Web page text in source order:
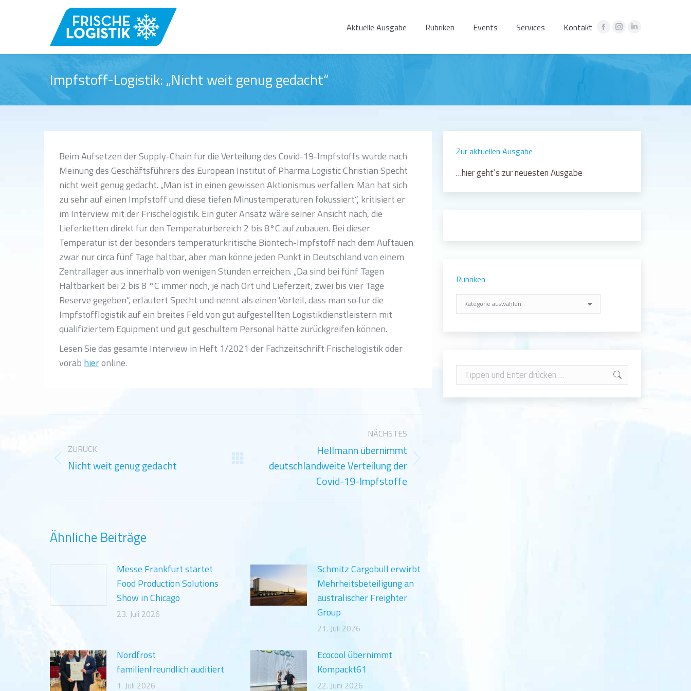
Aktuelle Ausgabe Rubriken Events Services Kontakt
Facebook
Instagram
in
Linkedin
in
Impfstoff-Logistik: „Nicht weit genug gedacht“
Beim Aufsetzen der Supply-Chain für die Verteilung des Covid-19-Impfstoffs wurde nach
Meinung des Geschäftsführers des European Institut of Pharma Logistic Christian Specht
nicht weit genug gedacht. „Man ist in einen gewissen Aktionismus verfallen: Man hat sich
zu sehr auf einen Impfstoff und diese tiefen Minustemperaturen fokussiert“, kritisiert er
im Interview mit der Frischelogistik. Ein guter Ansatz wäre seiner Ansicht nach, die
Lieferketten direkt für den Temperaturbereich 2 bis 8°C aufzubauen. Bei dieser
Temperatur ist der besonders temperaturkritische Biontech-Impfstoff nach dem Auftauen
zwar nur circa fünf Tage haltbar, aber man könne jeden Punkt in Deutschland von einem
Zentrallager aus innerhalb von wenigen Stunden erreichen. „Da sind bei fünf Tagen
Haltbarkeit bei 2 bis 8 °C immer noch, je nach Ort und Lieferzeit, zwei bis vier Tage
Reserve gegeben“, erläutert Specht und nennt als einen Vorteil, dass man so für die
Impfstofflogistik auf ein breites Feld von gut aufgestellten Logistikdienstleistern mit
qualifiziertem Equipment und gut geschultem Personal hätte zurückgreifen können.
Lesen Sie das gesamte Interview in Heft 1/2021 der Fachzeitschrift Frischelogistik oder
vorab hieronline.
ZURÜCK
Vorheriger
Nicht weit genug gedacht
NÄCHSTES
Nächster
Hellmann übernimmt
deutschlandweite Verteilung der
Covid-19-Impfstoffe
Ähnliche Beiträge
Messe Frankfurt startet
Food Production Solutions
Show in Chicago
23. Juli 2026
Schmitz Cargobull erwirbt
Mehrheitsbeteiligung an
australischer Freighter
Group
21. Juli 2026
Nordfrost
familienfreundlich auditiert
1. Juli 2026
Ecocool übernimmt
Kompackt61
22. Juni 2026
Zur aktuellen Ausgabe
…hier geht’s zur neuesten Ausgabe
Rubriken
Rubriken
Search: